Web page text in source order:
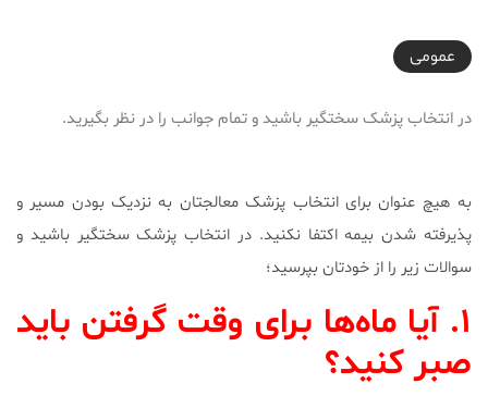
2017-09-27T21:31:29+03:30
عمومی
در انتخاب پزشک سختگیر باشید و تمام جوانب را در نظر بگیرید.
به هیچ عنوان برای انتخاب پزشک معالجتان به نزدیک بودن مسیر و
پذیرفته شدن بیمه اکتفا نکنید. در انتخاب پزشک سختگیر باشید و
سوالات زیر را از خودتان بپرسید؛
۱. آیا ماه‌ها برای وقت گرفتن باید
صبر کنید؟